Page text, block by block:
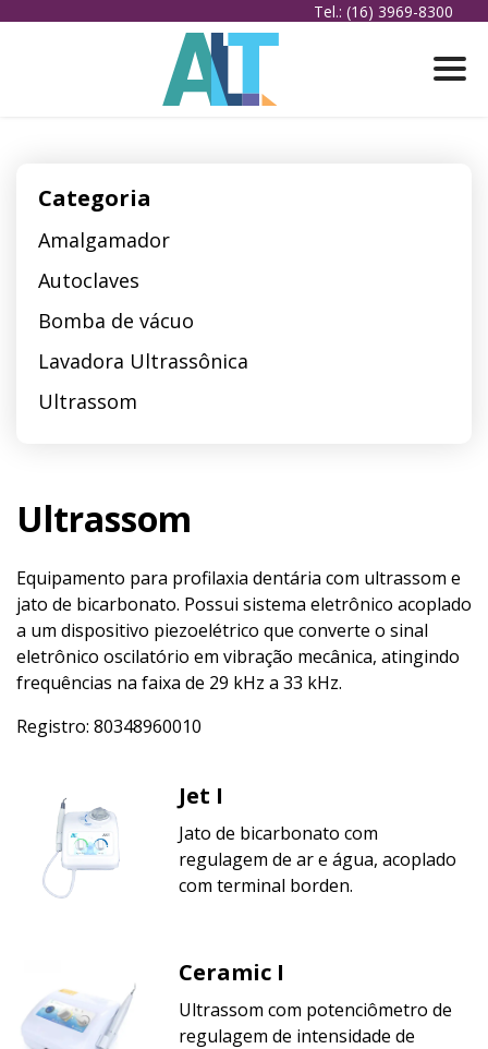
Tel.: (16) 3969-8300
Categoria
Amalgamador
Autoclaves
Bomba de vácuo
Lavadora Ultrassônica
Ultrassom
Ultrassom
Equipamento para profilaxia dentária com ultrassom e
jato de bicarbonato. Possui sistema eletrônico acoplado
a um dispositivo piezoelétrico que converte o sinal
eletrônico oscilatório em vibração mecânica, atingindo
frequências na faixa de 29 kHz a 33 kHz.
Registro: 80348960010
Jet I
Jato de bicarbonato com
regulagem de ar e água, acoplado
com terminal borden.
Ceramic I
Ultrassom com potenciômetro de
regulagem de intensidade de